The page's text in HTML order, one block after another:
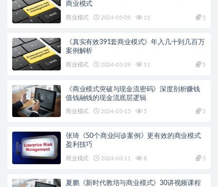
商业模式
商业模式 2024-05-09 15 5
《真实有效391套商业模式》年入几十到几百万
案例解析
商业模式 2024-03-29 11 5
《商业模式突破与现金流密码》深度剖析赚钱
值钱融钱的现金流底层逻辑
商业模式 2024-03-15 5 5
张琦《50个商业问诊案例》更有效的商业模式
盈利技巧
商业模式 2024-03-11 8 5
夏鹏《新时代教培与商业模式》30讲视频课程